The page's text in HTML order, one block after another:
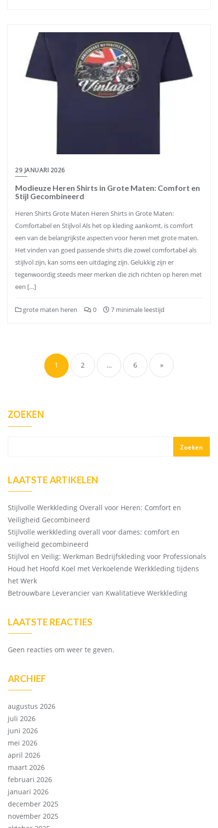
29 JANUARI 2026
Modieuze Heren Shirts in Grote Maten: Comfort en
Stijl Gecombineerd
Heren Shirts Grote Maten Heren Shirts in Grote Maten:
Comfortabel en Stijlvol Als het op kleding aankomt, is comfort
een van de belangrijkste aspecten voor heren met grote maten.
Het vinden van goed passende shirts die zowel comfortabel als
stijlvol zijn, kan soms een uitdaging zijn. Gelukkig zijn er
tegenwoordig steeds meer merken die zich richten op heren met
een […]
grote maten heren 0 7 minimale leestijd
paginering
1 2 … 6 »
ZOEKEN
Zoeken
LAATSTE ARTIKELEN
Stijlvolle Werkkleding Overall voor Heren: Comfort en
Veiligheid Gecombineerd
Stijlvolle werkkleding overall voor dames: comfort en
veiligheid gecombineerd
Stijlvol en Veilig: Werkman Bedrijfskleding voor Professionals
Houd het Hoofd Koel met Verkoelende Werkkleding tijdens
het Werk
Betrouwbare Leverancier van Kwalitatieve Werkkleding
LAATSTE REACTIES
Geen reacties om weer te geven.
ARCHIEF
augustus 2026
juli 2026
juni 2026
mei 2026
april 2026
maart 2026
februari 2026
januari 2026
december 2025
november 2025